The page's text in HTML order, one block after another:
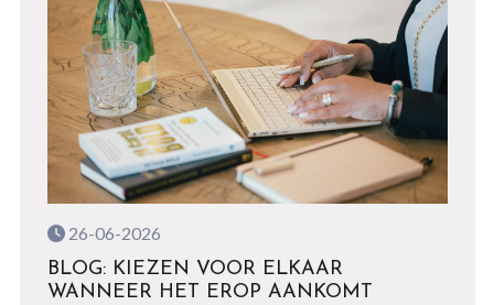
26-06-2026
BLOG: KIEZEN VOOR ELKAAR
WANNEER HET EROP AANKOMT